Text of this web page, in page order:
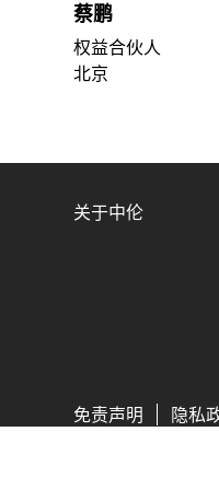
蔡鹏
权益合伙人
北京
关于中伦
免责声明 隐私